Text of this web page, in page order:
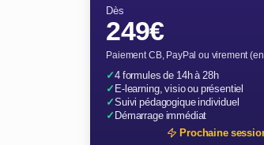
Dès
249€
Paiement CB, PayPal ou virement
✓4 formules de 14h à 28h
✓E-learning, visio ou présentiel
✓Suivi pédagogique individuel
✓Démarrage immédiat
Prochaine